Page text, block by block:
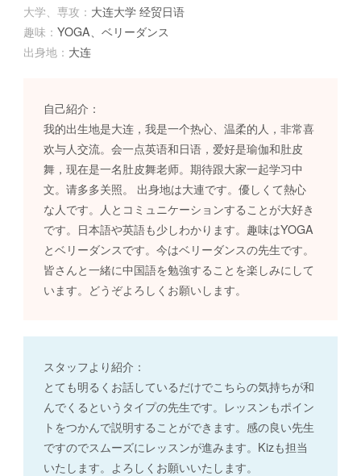
大学、専攻： 大连大学 经贸日语
趣味：YOGA、ベリーダンス
出身地： 大连
自己紹介：
我的出生地是大连，我是一个热心、温柔的人，非常喜
欢与人交流。会一点英语和日语，爱好是瑜伽和肚皮
舞，现在是一名肚皮舞老师。期待跟大家一起学习中
文。请多多关照。 出身地は大連です。優しくて熱心
な人です。人とコミュニケーションすることが大好き
です。日本語や英語も少しわかります。趣味はYOGA
とベリーダンスです。今はベリーダンスの先生です。
皆さんと一緒に中国語を勉強することを楽しみにして
います。どうぞよろしくお願いします。
スタッフより紹介：
とても明るくお話しているだけでこちらの気持ちが和
んでくるというタイプの先生です。レッスンもポイン
トをつかんで説明することができます。感の良い先生
ですのでスムーズにレッスンが進みます。Kizも担当
いたします。よろしくお願いいたします。